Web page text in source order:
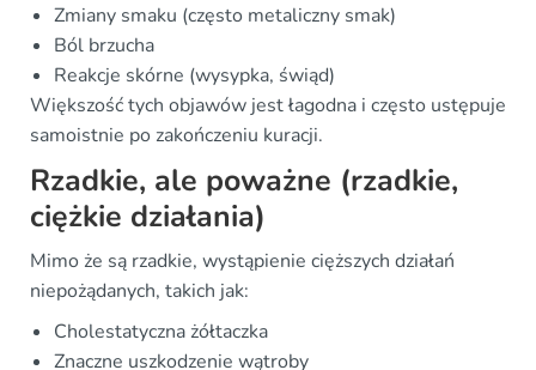
Zmiany smaku (często metaliczny smak)
Ból brzucha
Reakcje skórne (wysypka, świąd)
Większość tych objawów jest łagodna i często ustępuje
samoistnie po zakończeniu kuracji.
Rzadkie, ale poważne (rzadkie,
ciężkie działania)
Mimo że są rzadkie, wystąpienie cięższych działań
niepożądanych, takich jak:
Cholestatyczna żółtaczka
Znaczne uszkodzenie wątroby